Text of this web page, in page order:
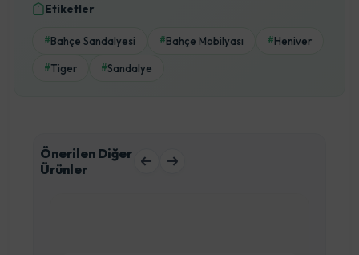
Etiketler
#Bahçe Sandalyesi #Bahçe Mobilyası #Heniver
#Tiger #Sandalye
Önerilen Diğer
Ürünler